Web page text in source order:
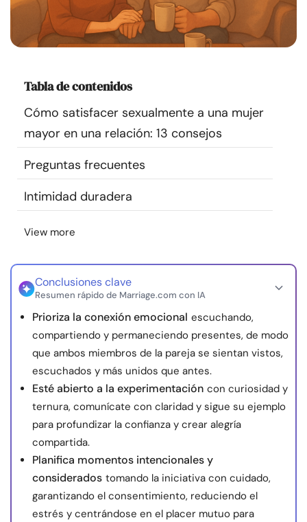
Encuentra un terapeuta
Idioma ES
Sobre nosotros Contáctanos Escríbenos
Publicidad con
© Copyright 2026. Todos los derechos reservados.
Tabla de contenidos
Cómo satisfacer sexualmente a una mujer
mayor en una relación: 13 consejos
Preguntas frecuentes
Intimidad duradera
View more
Conclusiones clave
Resumen rápido de Marriage.com con IA
Prioriza la conexión emocional escuchando,
compartiendo y permaneciendo presentes, de modo
que ambos miembros de la pareja se sientan vistos,
escuchados y más unidos que antes.
Esté abierto a la experimentación con curiosidad y
ternura, comunícate con claridad y sigue su ejemplo
para profundizar la confianza y crear alegría
compartida.
Planifica momentos intencionales y
considerados tomando la iniciativa con cuidado,
garantizando el consentimiento, reduciendo el
estrés y centrándose en el placer mutuo para